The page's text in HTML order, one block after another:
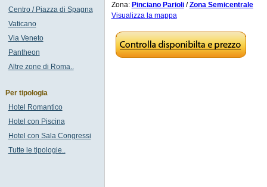
Zona: Pinciano Parioli/Zona Semicentrale
Visualizza la mappa
Centro / Piazza di Spagna
Vaticano
Via Veneto
Pantheon
Altre zone di Roma..
Per tipologia
Hotel Romantico
Hotel con Piscina
Hotel con Sala Congressi
Tutte le tipologie..